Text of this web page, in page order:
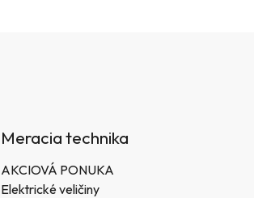
Meracia technika
AKCIOVÁ PONUKA
Elektrické veličiny